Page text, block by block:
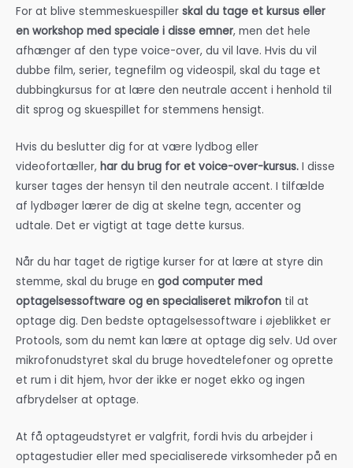
For at blive stemmeskuespiller skal du tage et kursus eller
en workshop med speciale i disse emner, men det hele
afhænger af den type voice-over, du vil lave. Hvis du vil
dubbe film, serier, tegnefilm og videospil, skal du tage et
dubbingkursus for at lære den neutrale accent i henhold til
dit sprog og skuespillet for stemmens hensigt.
Hvis du beslutter dig for at være lydbog eller
videofortæller, har du brug for et voice-over-kursus. I disse
kurser tages der hensyn til den neutrale accent. I tilfælde
af lydbøger lærer de dig at skelne tegn, accenter og
udtale. Det er vigtigt at tage dette kursus.
Når du har taget de rigtige kurser for at lære at styre din
stemme, skal du bruge en god computer med
optagelsessoftware og en specialiseret mikrofon til at
optage dig. Den bedste optagelsessoftware i øjeblikket er
Protools, som du nemt kan lære at optage dig selv. Ud over
mikrofonudstyret skal du bruge hovedtelefoner og oprette
et rum i dit hjem, hvor der ikke er noget ekko og ingen
afbrydelser at optage.
At få optageudstyret er valgfrit, fordi hvis du arbejder i
optagestudier eller med specialiserede virksomheder på en